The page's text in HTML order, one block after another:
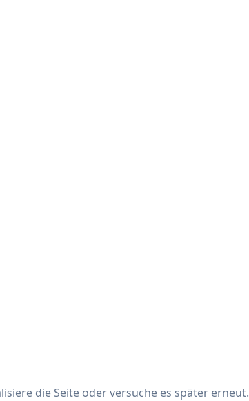
die Seite oder versuche es später erneut.